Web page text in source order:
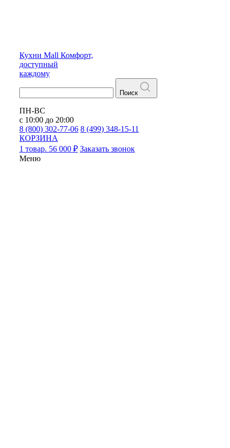
Кухни Mall Комфорт,
доступный
каждому
Поиск
ПН-ВС
с 10:00 до 20:00
8 (800) 302-77-06 8 (499) 348-15-11
КОРЗИНА
1 товар. 56 000 ₽ Заказать звонок
Меню